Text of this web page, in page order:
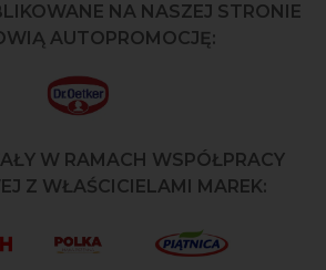
NA NASZEJ STRONIE
AUTOPROMOCJĘ:
W RAMACH WSPÓŁPRACY
Z WŁAŚCICIELAMI MAREK: